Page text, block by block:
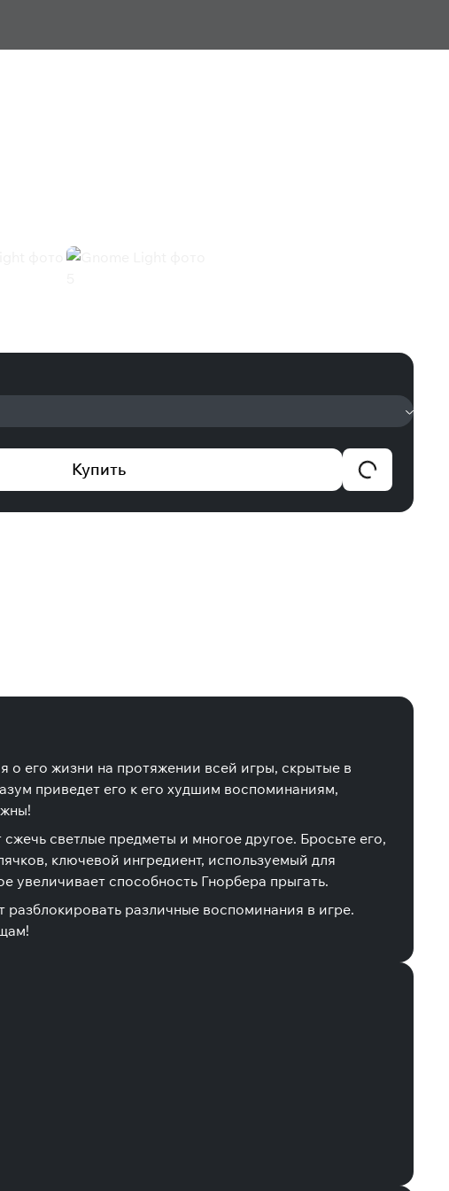
Купить
о его жизни на протяжении всей игры, скрытые в
приведет его к его худшим воспоминаниям,
светлые предметы и многое другое. Бросьте его,
ключевой ингредиент, используемый для
увеличивает способность Гнорбера прыгать.
различные воспоминания в игре.